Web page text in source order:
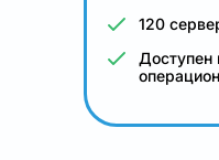
120
Доступен